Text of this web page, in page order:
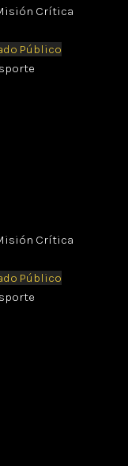
Crítica
Público
Crítica
Público